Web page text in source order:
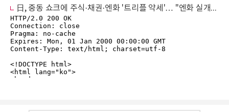
日, 중동 쇼크에 주식·채권·엔화 '트리플 약세'… "엔화 실개입 마지노선은 162엔“